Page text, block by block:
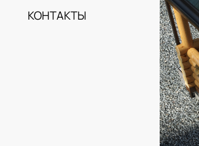
КОНТАКТЫ